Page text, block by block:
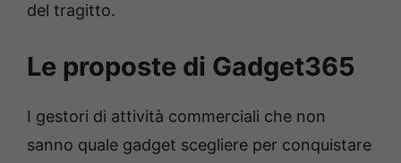
del tragitto.
Le proposte di Gadget365
I gestori di attività commerciali che non
sanno quale gadget scegliere per conquistare